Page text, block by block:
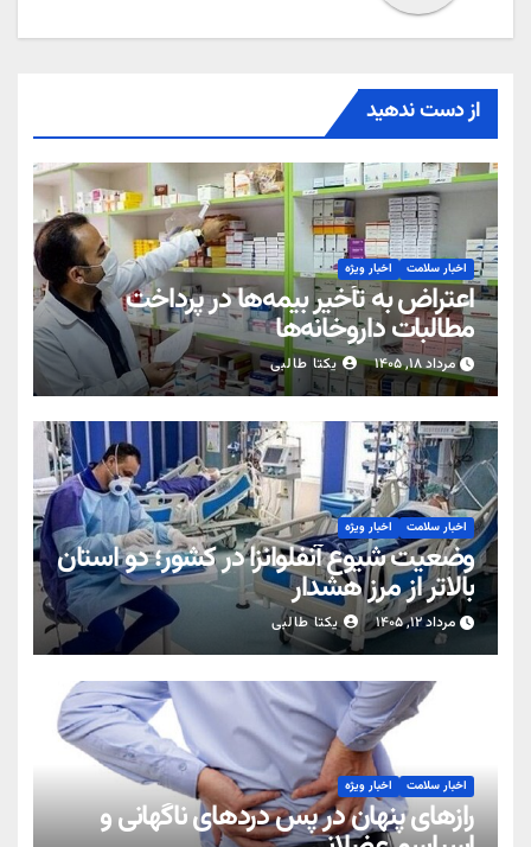
از دست ندهید
اخبار سلامت اخبار ویژه
اعتراض به تأخیر بیمه‌ها در پرداخت
مطالبات داروخانه‌ها
مرداد ۱۸, ۱۴۰۵ یکتا طالبی
اخبار سلامت اخبار ویژه
وضعیت شیوع آنفلوانزا در کشور؛ دو استان
بالاتر از مرز هشدار
مرداد ۱۲, ۱۴۰۵ یکتا طالبی
اخبار سلامت اخبار ویژه
رازهای پنهان در پس دردهای ناگهانی و